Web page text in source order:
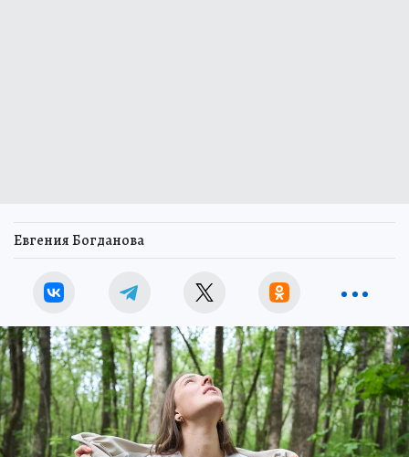
Евгения Богданова